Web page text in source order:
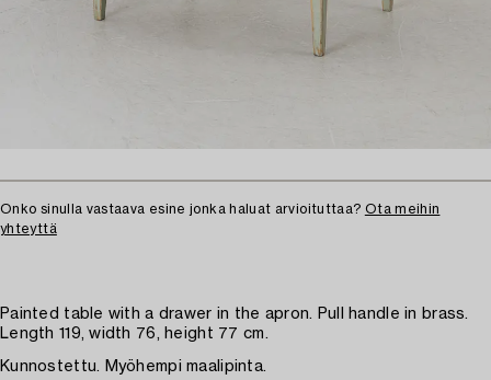
Onko sinulla vastaava esine jonka haluat arvioituttaa? Ota meihin
yhteyttä
Painted table with a drawer in the apron. Pull handle in brass.
Length 119, width 76, height 77 cm.
Kunnostettu. Myöhempi maalipinta.